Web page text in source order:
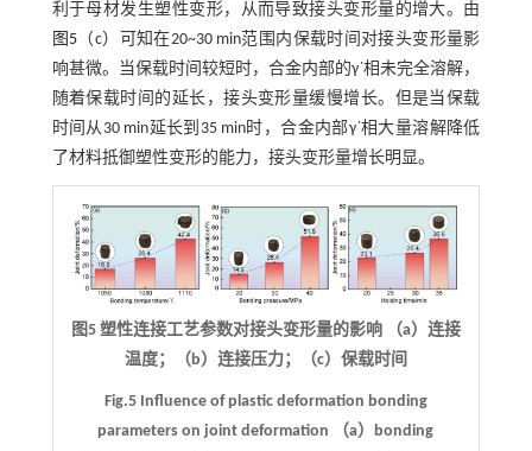
利于母材发生塑性变形，从而导致接头变形量的增大。由
图5（c）可知在20~30 min范围内保载时间对接头变形量影
响甚微。当保载时间较短时，合金内部的γ´相未完全溶解，
随着保载时间的延长，接头变形量缓慢增长。但是当保载
时间从30 min延长到35 min时，合金内部γ´相大量溶解降低
了材料抵御塑性变形的能力，接头变形量增长明显。
图5 塑性连接工艺参数对接头变形量的影响 （a）连接
温度；（b）连接压力；（c）保载时间
Fig.5 Influence of plastic deformation bonding
parameters on joint deformation （a）bonding